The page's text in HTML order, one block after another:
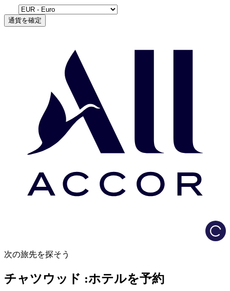
通貨を確定
次の旅先を探そう
チャツウッド :ホテルを予約